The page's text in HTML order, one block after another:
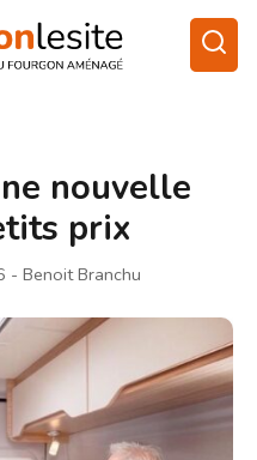
nouvelle
prix
- Benoit Branchu